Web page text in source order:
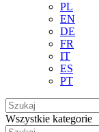
PL
EN
DE
FR
IT
ES
PT
Wszystkie kategorie